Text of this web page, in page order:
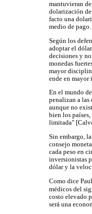
mantuvieran
dolarización de
facto una
medio de pago.
Según los
adoptar el
decisiones y
monedas
mayor
ende en mayor
En el mundo
penalizan a las
aunque no
bien los
limitada"
Sin embargo,
consejo
cada peso en
inversionistas
dólar y la
Como dice
médicos del
costo elevado
será una